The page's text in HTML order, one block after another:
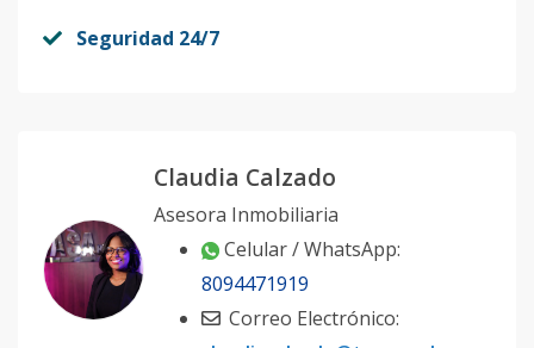
Seguridad 24/7
Claudia Calzado
Asesora Inmobiliaria
Celular / WhatsApp:
8094471919
Correo Electrónico: